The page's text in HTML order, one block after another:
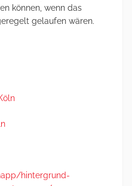
können, wenn das
gelaufen wären.
hintergrund-